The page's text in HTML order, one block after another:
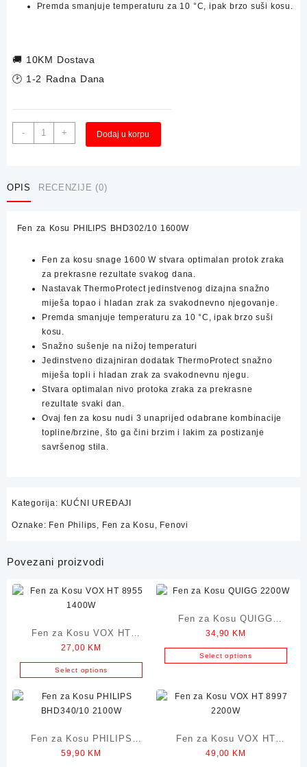
Premda smanjuje temperaturu za 10 °C, ipak brzo suši kosu.
🚚 10KM Dostava
🕑 1-2 Radna Dana
-
Fen
za
BHD302/10
+ Dodaj u korpu
OPIS RECENZIJE (0)
Fen za Kosu PHILIPS BHD302/10 1600W
Fen za kosu snage 1600 W stvara optimalan protok zraka
za prekrasne rezultate svakog dana.
Nastavak ThermoProtect jedinstvenog dizajna snažno
miješa topao i hladan zrak za svakodnevno njegovanje.
Premda smanjuje temperaturu za 10 °C, ipak brzo suši
kosu.
Snažno sušenje na nižoj temperaturi
Jedinstveno dizajniran dodatak ThermoProtect snažno
miješa topli i hladan zrak za svakodnevnu njegu.
Stvara optimalan nivo protoka zraka za prekrasne
rezultate svaki dan.
Ovaj fen za kosu nudi 3 unaprijed odabrane kombinacije
topline/brzine, što ga čini brzim i lakim za postizanje
savršenog stila.
Kategorija: KUĆNI UREĐAJI
Oznake: Fen Philips Fen za Kosu Fenovi
Povezani proizvodi
Fen za Kosu VOX HT
8955 1400W
27,00 KM
Select options
Fen za Kosu QUIGG
2200W
34,90 KM
Select options
Fen za Kosu PHILIPS
BHD340/10 2100W
59,90 KM
Fen za Kosu VOX HT
8997 2200W
49,00 KM